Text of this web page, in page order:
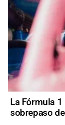
La Fórmula
sobrepaso